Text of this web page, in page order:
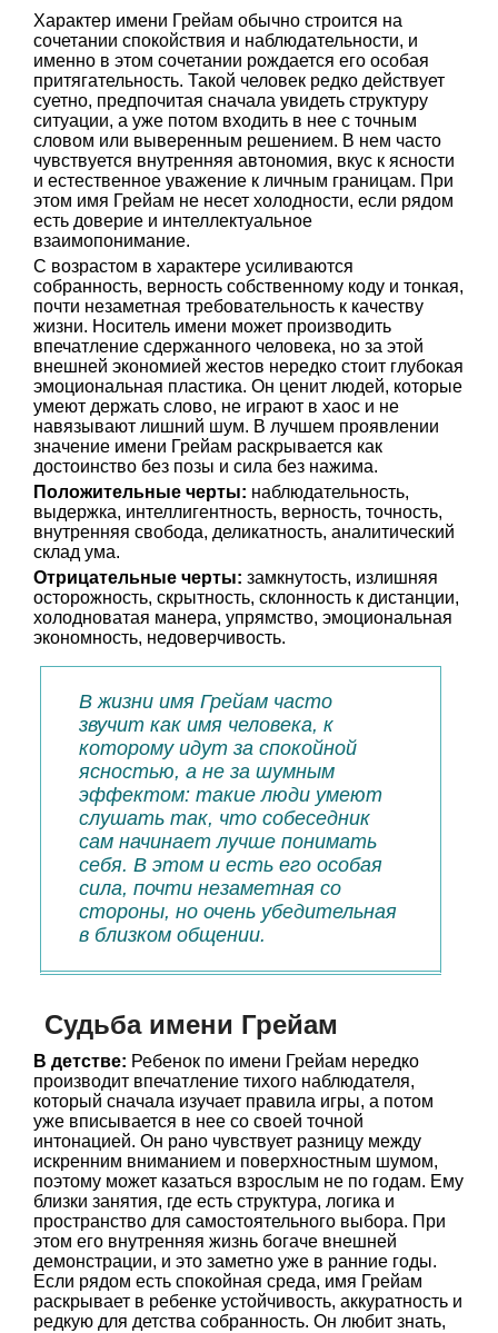
Характер имени Грейам обычно строится на
сочетании спокойствия и наблюдательности, и
именно в этом сочетании рождается его особая
притягательность. Такой человек редко действует
суетно, предпочитая сначала увидеть структуру
ситуации, а уже потом входить в нее с точным
словом или выверенным решением. В нем часто
чувствуется внутренняя автономия, вкус к ясности
и естественное уважение к личным границам. При
этом имя Грейам не несет холодности, если рядом
есть доверие и интеллектуальное
взаимопонимание.
С возрастом в характере усиливаются
собранность, верность собственному коду и тонкая,
почти незаметная требовательность к качеству
жизни. Носитель имени может производить
впечатление сдержанного человека, но за этой
внешней экономией жестов нередко стоит глубокая
эмоциональная пластика. Он ценит людей, которые
умеют держать слово, не играют в хаос и не
навязывают лишний шум. В лучшем проявлении
значение имени Грейам раскрывается как
достоинство без позы и сила без нажима.
Положительные черты: наблюдательность,
выдержка, интеллигентность, верность, точность,
внутренняя свобода, деликатность, аналитический
склад ума.
Отрицательные черты: замкнутость, излишняя
осторожность, скрытность, склонность к дистанции,
холодноватая манера, упрямство, эмоциональная
экономность, недоверчивость.
В жизни имя Грейам часто
звучит как имя человека, к
которому идут за спокойной
ясностью, а не за шумным
эффектом: такие люди умеют
слушать так, что собеседник
сам начинает лучше понимать
себя. В этом и есть его особая
сила, почти незаметная со
стороны, но очень убедительная
в близком общении.
Судьба имени Грейам
В детстве: Ребенок по имени Грейам нередко
производит впечатление тихого наблюдателя,
который сначала изучает правила игры, а потом
уже вписывается в нее со своей точной
интонацией. Он рано чувствует разницу между
искренним вниманием и поверхностным шумом,
поэтому может казаться взрослым не по годам. Ему
близки занятия, где есть структура, логика и
пространство для самостоятельного выбора. При
этом его внутренняя жизнь богаче внешней
демонстрации, и это заметно уже в ранние годы.
Если рядом есть спокойная среда, имя Грейам
раскрывает в ребенке устойчивость, аккуратность и
редкую для детства собранность. Он любит знать,